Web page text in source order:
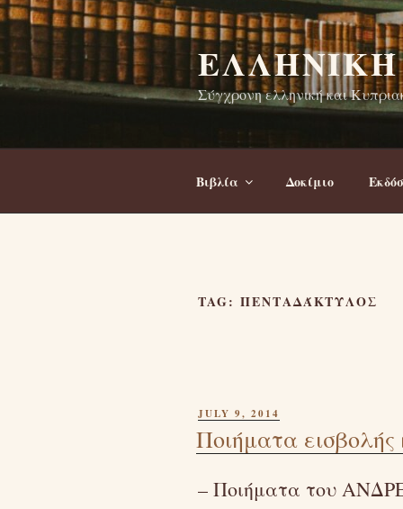
Skip
content
Σύγχρονη ελληνική και
Βιβλία Δοκίμιο
TAG: ΠΕΝΤΑΔΆΚΤΥΛΟΣ
POSTED
JULY 9, 2014
Ποιήματα εισβολής
– Ποιήματα του